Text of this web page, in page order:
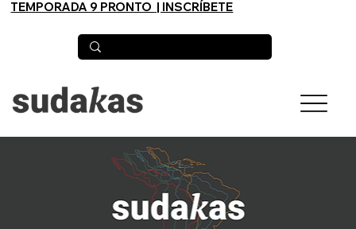
TEMPORADA 9 PRONTO | INSCRÍBETE